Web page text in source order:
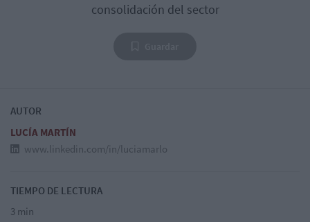
consolidación del sector
AUTOR
LUCÍA MARTÍN
www.linkedin.com/in/luciamarlo
TIEMPO DE LECTURA
3 min